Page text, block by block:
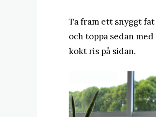
Ta fram ett snyggt
och toppa sedan
kokt ris på sidan.